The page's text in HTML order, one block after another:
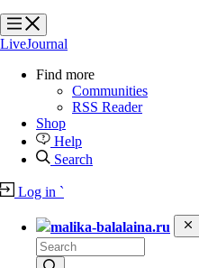
?
?
LiveJournal
Find more
Communities
RSS Reader
Shop
Help
Search
Log in `
malika-balalaina.ru